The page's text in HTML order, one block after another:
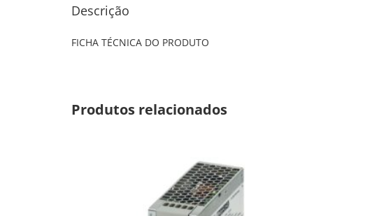
Descrição
FICHA TÉCNICA DO PRODUTO
Produtos relacionados